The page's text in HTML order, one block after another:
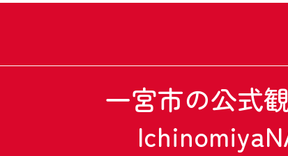
一宮市の公式